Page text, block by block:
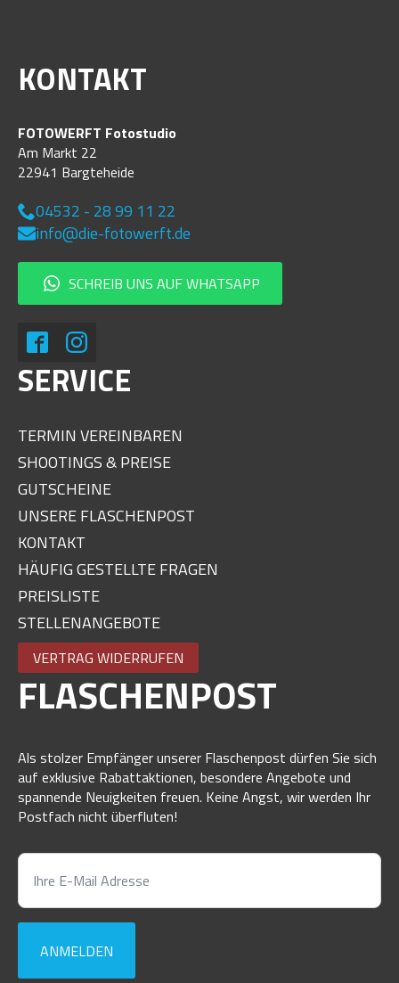
KONTAKT
FOTOWERFT Fotostudio
Am Markt 22
22941 Bargteheide
04532 - 28 99 11 22
info@die-fotowerft.de
SCHREIB UNS AUF WHATSAPP
SERVICE
TERMIN VEREINBAREN
SHOOTINGS & PREISE
GUTSCHEINE
UNSERE FLASCHENPOST
KONTAKT
HÄUFIG GESTELLTE FRAGEN
PREISLISTE
STELLENANGEBOTE
VERTRAG WIDERRUFEN
FLASCHENPOST
Als stolzer Empfänger unserer Flaschenpost dürfen Sie sich
auf exklusive Rabattaktionen, besondere Angebote und
spannende Neuigkeiten freuen. Keine Angst, wir werden Ihr
Postfach nicht überfluten!
ANMELDEN